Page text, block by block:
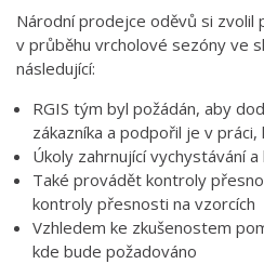
Národní prodejce oděvů si zvolil
v průběhu vrcholové sezóny ve
následující:
RGIS tým byl požádán, aby
zákazníka a podpořil je v
Úkoly zahrnující vychystávání
Také provádět kontroly
kontroly přesnosti na vzorcích
Vzhledem ke zkušenostem
kde bude požadováno